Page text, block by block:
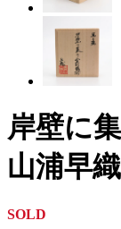
岸壁に
山浦早織
SOLD